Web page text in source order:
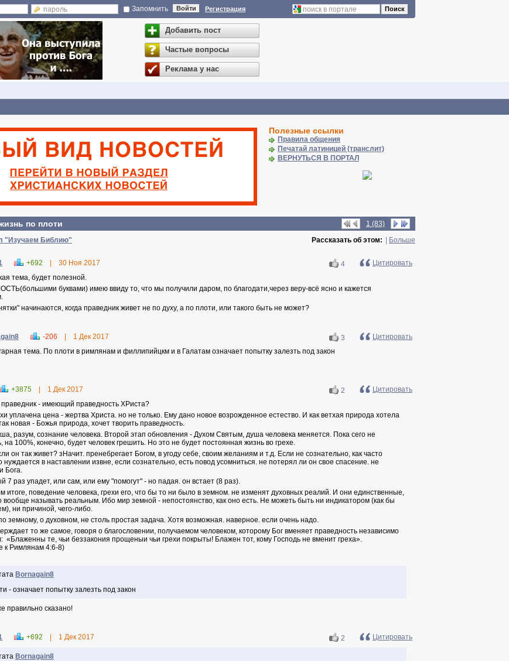
Запомнить Войти Регистрация Поиск
Добавить пост
Частые вопросы
Реклама у нас
Полезные ссылки
Правила общения
Печатай латиницей (транслит)
ВЕРНУТЬСЯ В ПОРТАЛ
по плоти
1 (83)
"Изучаем Библию"
Больше
Рассказать об этом:
+692 30 Ноя 2017 4
Цитировать
тема, будет полезной.
буквами) имею ввиду то, что мы получили даром, по благодати,через веру-всё ясно и кажется
начинаются, когда праведник живет не по духу, а по плоти, или такого быть не может?
-206 1 Дек 2017 3
Цитировать
тема. По плоти в римлянам и филлипийцкм и в Галатам означает попытку залезть под закон
+3875 1 Дек 2017 2
Цитировать
праведник - имеющий праведность ХРиста?
уплачена цена - жертва Христа. но не только. Ему дано новое возрожденное естество. И как ветхая природа хотела
новая - Божья природа, хочет творить праведность.
разум, сознание человека. Второй этап обновления - Духом Святым, душа человека меняется. Пока сего не
на 100%, конечно, будет человек грешить. Но это не будет постоянная жизнь во грехе.
он так живет? зНачит. пренебрегает Богом, в угоду себе, своим желаниям и т.д. Если не сознательно, как часто
нуждается в наставлении извне, если сознательно, есть повод усомниться. не потерял ли он свое спасение. не
Бога.
7 раз упадет, или сам, или ему "помогут" - но падая. он встает (8 раз).
итоге, поведение человека, грехи его, что бы то ни было в земном. не изменят духовных реалий. И они единственные,
вообще называть реальным. Ибо мир земной - непостоянство, как оно есть. Не можеть быть ни индикатором (как бы
ни причиной, чего-либо.
земному, о духовном, не столь простая задача. Хотя возможная. наверное. если очень надо.
то же самое, говоря о благословении, получаемом человеком, которому Бог вменяет праведность независимо
«Блаженны те, чьи беззакония прощеныи чьи грехи покрыты! Блажен тот, кому Господь не вменит греха».
к Римлянам 4:6-8)
Bornagain8
- означает попытку залезть под закон
правильно сказано!
+692 1 Дек 2017 2 Цитировать
Bornagain8